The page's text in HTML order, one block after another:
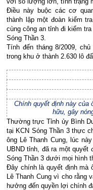
Điều này buộc các cơ
thành lập một đoàn kiểm
cùng công an tỉnh đi kiểm
Sóng Thần 3.
Tính đến tháng 8/2009,
trong khu ở thành 2.630 lô
Chính quyết định này của
hữu, gây
Thường trực Tỉnh ủy Bình
tại KCN Sóng Thần 3 thực
ông Lê Thanh Cung, lúc
UBND tỉnh, đã ra một quyết
Sóng Thần 3 dưới mọi hình
Đây chính là quyết định mà
Lê Thanh Cung vì cho rằng
hưởng đến quyền lợi chính